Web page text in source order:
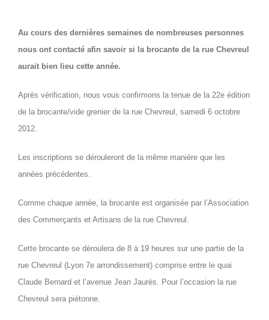
Au cours des dernières semaines de nombreuses personnes
nous ont contacté afin savoir si la brocante de la rue Chevreul
aurait bien lieu cette année.
Après vérification, nous vous confirmons la tenue de la 22e édition
de la brocante/vide grenier de la rue Chevreul, samedi 6 octobre
2012.
Les inscriptions se dérouleront de la même manière que les
années précédentes.
Comme chaque année, la brocante est organisée par l’Association
des Commerçants et Artisans de la rue Chevreul.
Cette brocante se déroulera de 8 à 19 heures sur une partie de la
rue Chevreul (Lyon 7e arrondissement) comprise entre le quai
Claude Bernard et l’avenue Jean Jaurès. Pour l’occasion la rue
Chevreul sera piétonne.